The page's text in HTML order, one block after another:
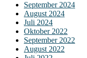
September 2024
August 2024
Juli 2024
Oktober 2022
September 2022
August 2022